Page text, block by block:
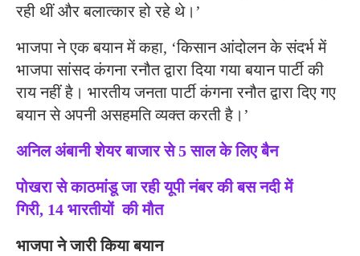
रही थीं और बलात्कार हो रहे थे।’
भाजपा ने एक बयान में कहा, ‘किसान आंदोलन के संदर्भ में
भाजपा सांसद कंगना रनौत द्वारा दिया गया बयान पार्टी की
राय नहीं है। भारतीय जनता पार्टी कंगना रनौत द्वारा दिए गए
बयान से अपनी असहमति व्यक्त करती है।’
अनिल अंबानी शेयर बाजार से 5 साल के लिए बैन
पोखरा से काठमांडू जा रही यूपी नंबर की बस नदी में
गिरी, 14 भारतीयों की मौत
भाजपा ने जारी किया बयान